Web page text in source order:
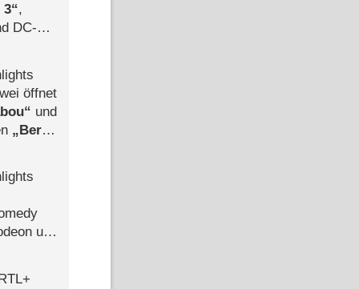
3 ,
DC-
öffnet
und
Berlin
und